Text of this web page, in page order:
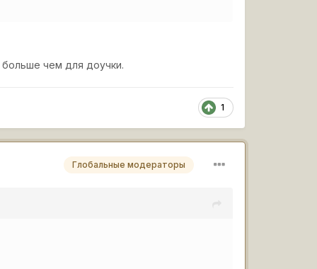
чем для доучки.
1
Глобальные модераторы